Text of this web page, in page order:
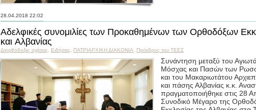
28.04.2018 22:02
Αδελφικές συνομιλίες των Προκαθημένων των Ορθοδόξων
και Αλβανίας
Διορθόδοξες σχέσεις Ειδήσεις ПΑΤΡΙΑΡΧΙΚΗ ΔΙΑΚΟΝΙΑ Пρόεδρος του ΤΕΕΣ
Συνάντηση μεταξύ του
Μόσχας και Πασών των
και του Μακαριωτάτου
και πάσης Αλβανίας κ.κ.
πραγματοποιήθηκε στις 28
Συνοδικό Μέγαρο της